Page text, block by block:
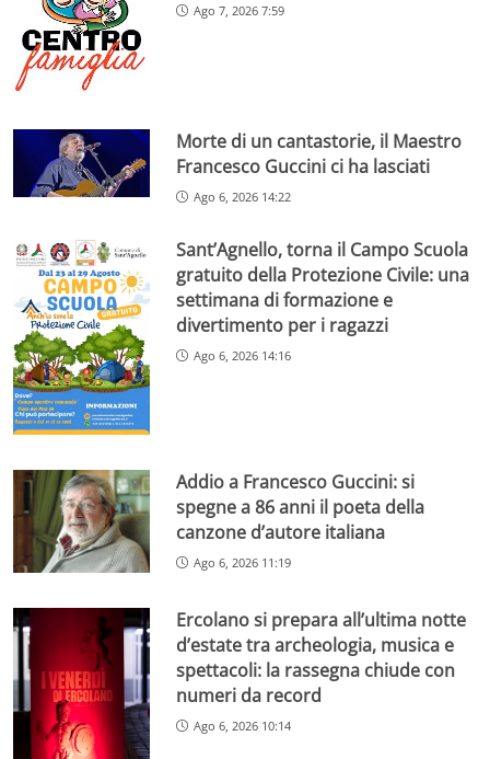
Ago 7, 2026 7:59
Morte di un cantastorie, il Maestro
Francesco Guccini ci ha lasciati
Ago 6, 2026 14:22
Sant’Agnello, torna il Campo Scuola
gratuito della Protezione Civile: una
settimana di formazione e
divertimento per i ragazzi
Ago 6, 2026 14:16
Addio a Francesco Guccini: si
spegne a 86 anni il poeta della
canzone d’autore italiana
Ago 6, 2026 11:19
Ercolano si prepara all’ultima notte
d’estate tra archeologia, musica e
spettacoli: la rassegna chiude con
numeri da record
Ago 6, 2026 10:14